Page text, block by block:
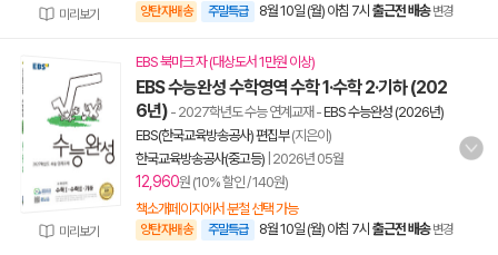
미리보기 양탄자배송 주말특급 8월 10일 (월) 아침 7시 출근전 배송 변경
미리보기
EBS 북마크 자 (대상도서 1만원 이상)
EBS 수능완성 수학영역 수학 1·수학 2·기하 (202
6년) - 2027학년도 수능 연계교재 -EBS 수능완성 (2026년)
EBS(한국교육방송공사) 편집부(지은이)
한국교육방송공사(중고등) 2026년 05월
12,960원 (10% 할인 / 140원)
책소개페이지에서 분철 선택 가능
양탄자배송 주말특급 8월 10일 (월) 아침 7시 출근전 배송 변경